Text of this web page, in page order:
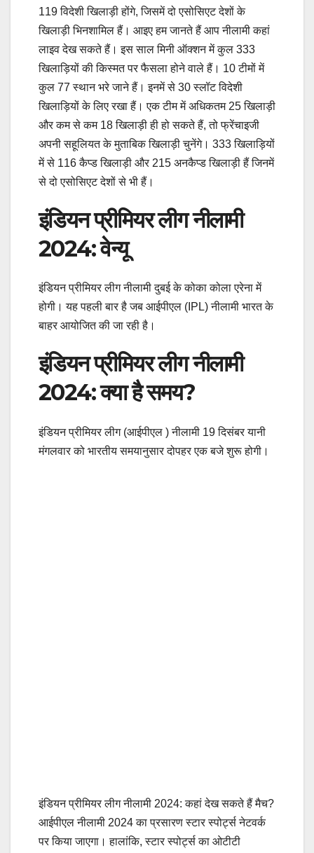
119 विदेशी खिलाड़ी होंगे, जिसमें दो एसोसिएट देशों के
खिलाड़ी भिनशामिल हैं। आइए हम जानते हैं आप नीलामी कहां
लाइव देख सकते हैं। इस साल मिनी ऑक्शन में कुल 333
खिलाड़ियों की किस्मत पर फैसला होने वाले हैं। 10 टीमों में
कुल 77 स्थान भरे जाने हैं। इनमें से 30 स्लॉट विदेशी
खिलाड़ियों के लिए रखा हैं। एक टीम में अधिकतम 25 खिलाड़ी
और कम से कम 18 खिलाड़ी ही हो सकते हैं, तो फ्रेंचाइजी
अपनी सहूलियत के मुताबिक खिलाड़ी चुनेंगे। 333 खिलाड़ियों
में से 116 कैप्ड खिलाड़ी और 215 अनकैप्ड खिलाड़ी हैं जिनमें
से दो एसोसिएट देशों से भी हैं।
इंडियन प्रीमियर लीग नीलामी
2024: वेन्यू
इंडियन प्रीमियर लीग नीलामी दुबई के कोका कोला एरेना में
होगी। यह पहली बार है जब आईपीएल (IPL) नीलामी भारत के
बाहर आयोजित की जा रही है।
इंडियन प्रीमियर लीग नीलामी
2024: क्या है समय?
इंडियन प्रीमियर लीग (आईपीएल ) नीलामी 19 दिसंबर यानी
मंगलवार को भारतीय समयानुसार दोपहर एक बजे शुरू होगी।
इंडियन प्रीमियर लीग नीलामी 2024: कहां देख सकते हैं मैच?
आईपीएल नीलामी 2024 का प्रसारण स्टार स्पोर्ट्स नेटवर्क
पर किया जाएगा। हालांकि, स्टार स्पोर्ट्स का ओटीटी